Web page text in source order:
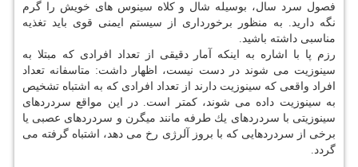
فصول سرد سال، بوسیله شال و كلاه سینوس های خویش را گرم
نگه دارید. به منظور برخورداری از سیستم ایمنی قوی باید تغذیه
مناسبی داشته باشید.
رزم پا با اشاره به اینكه آمار دقیقی از تعداد افرادی كه مبتلا به
سینوزیت می شوند در دست نیست، اظهار داشت: متاسفانه تعداد
افراد واقعی كه سینوزیت دارند از تعداد افرادی كه به اشتباه تشخیص
به سینوزیت داده می شوند، كمتر است. در این مواقع سردردهای
سینوزیتی با سردردهای یك طرفه مانند میگرن و سردردهای عصبی یا
برخی از سردردهایی كه با بروز آلرژی رخ می دهد، اشتباه گرفته می
گردد.